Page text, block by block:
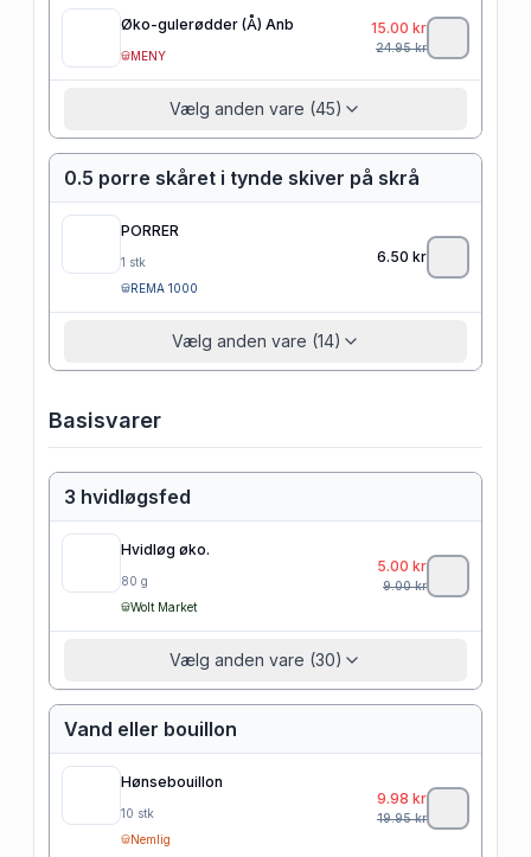
Øko-gulerødder (Å) Anb
MENY
15.00 kr
24.95kr
Vælg anden vare (45)
0.5 porre skåret i tynde skiver på skrå
PORRER
1 stk
REMA 1000
6.50 kr
Vælg anden vare (14)
Basisvarer
3 hvidløgsfed
Hvidløg øko.
80 g
Wolt Market
5.00 kr
9.00kr
Vælg anden vare (30)
Vand eller bouillon
Hønsebouillon
10 stk
Nemlig
9.98 kr
19.95kr